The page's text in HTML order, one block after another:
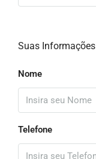
Suas Informações
Nome
Telefone